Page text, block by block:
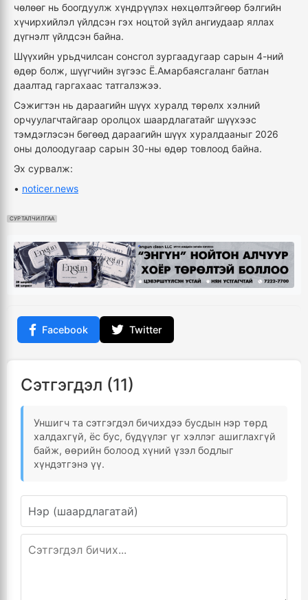
чөлөөг нь боогдуулж хүндрүүлэх нөхцөлтэйгөөр бэлгийн
хүчирхийлэл үйлдсэн гэх ноцтой зүйл ангиудаар яллах
дүгнэлт үйлдсэн байна.
Шүүхийн урьдчилсан сонсгол зургаадугаар сарын 4-ний
өдөр болж, шүүгчийн зүгээс Ё.Амарбаясгаланг батлан
даалтад гаргахаас татгалзжээ.
Сэжигтэн нь дараагийн шүүх хуралд төрөлх хэлний
орчуулагчтайгаар оролцох шаардлагатайг шүүхээс
тэмдэглэсэн бөгөөд дараагийн шүүх хуралдааныг 2026
оны долоодугаар сарын 30-ны өдөр товлоод байна.
Эх сурвалж:
• noticer.news
СУРТАЛЧИЛГАА
Facebook Twitter
Сэтгэгдэл (11)
Уншигч та сэтгэгдэл бичихдээ бусдын нэр төрд
халдахгүй, ёс бус, бүдүүлэг үг хэллэг ашиглахгүй
байж, өөрийн болоод хүний үзэл бодлыг
хүндэтгэнэ үү.